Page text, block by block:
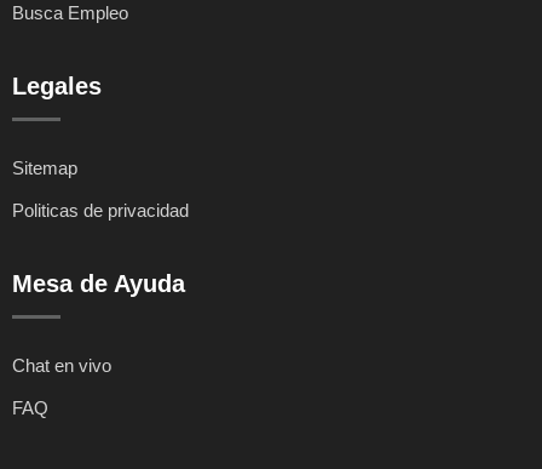
Busca Empleo
Legales
Sitemap
Politicas de privacidad
Mesa de Ayuda
Chat en vivo
FAQ